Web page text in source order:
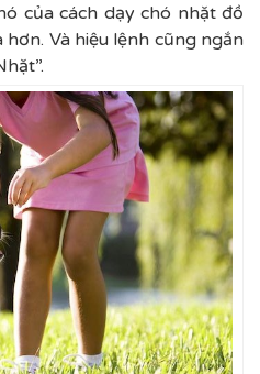
của cách dạy chó nhặt đồ
Và hiệu lệnh cũng ngắn